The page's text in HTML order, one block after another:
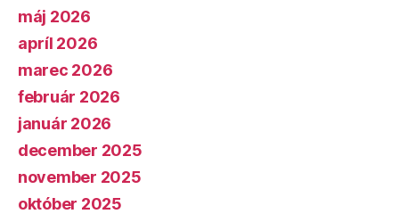
máj 2026
apríl 2026
marec 2026
február 2026
január 2026
december 2025
november 2025
október 2025